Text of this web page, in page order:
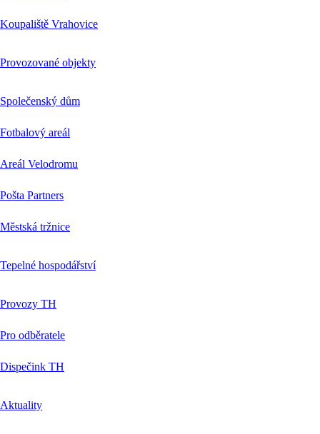
Koupaliště Vrahovice
Provozované objekty
Společenský dům
Fotbalový areál
Areál Velodromu
Pošta Partners
Městská tržnice
Tepelné hospodářství
Provozy TH
Pro odběratele
Dispečink TH
Aktuality